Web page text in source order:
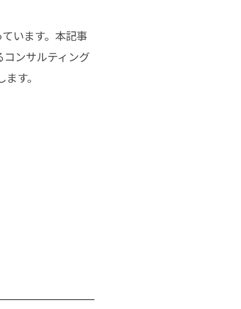
います。本記事
ンサルティング
す。